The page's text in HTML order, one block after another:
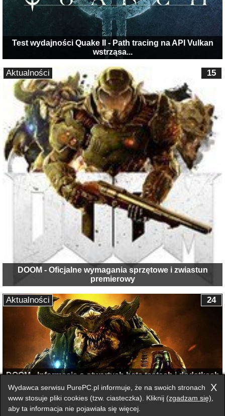
Test wydajności Quake II - Path tracing na API Vulkan
wstrząsa...
DOOM - Oficjalne wymagania sprzętowe i zwiastun
premierowy
15
Aktualności
DOOM - Informacje o otwartych beta testach i dodatkach
DLC
24
Aktualności
Przełącz na wersję klasyczną strony
X
Wydawca serwisu PurePC.pl informuje, że na swoich stronach
www stosuje pliki cookies (tzw. ciasteczka). Kliknij (zgadzam się)
aby ta informacja nie pojawiała się więcej.